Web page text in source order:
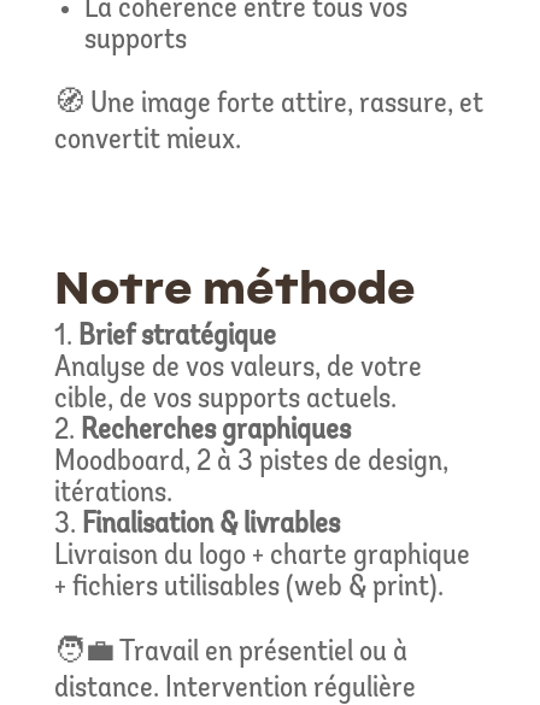
La cohérence entre tous vos
supports
🧭 Une image forte attire, rassure, et
convertit mieux.
Notre méthode
Brief stratégique
Analyse de vos valeurs, de votre
cible, de vos supports actuels.
Recherches graphiques
Moodboard, 2 à 3 pistes de design,
itérations.
Finalisation & livrables
Livraison du logo + charte graphique
+ fichiers utilisables (web & print).
🧑‍💼 Travail en présentiel ou à
distance. Intervention régulière